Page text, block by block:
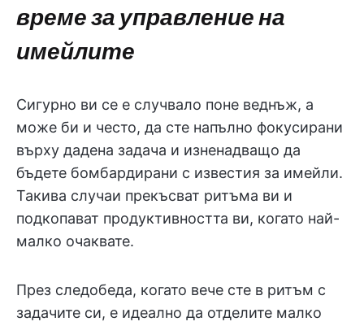
време за управление на
имейлите
Сигурно ви се е случвало поне веднъж, а
може би и често, да сте напълно фокусирани
върху дадена задача и изненадващо да
бъдете бомбардирани с известия за имейли.
Такива случаи прекъсват ритъма ви и
подкопават продуктивността ви, когато най-
малко очаквате.
През следобеда, когато вече сте в ритъм с
задачите си, е идеално да отделите малко